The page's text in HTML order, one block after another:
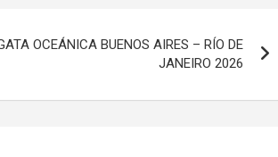
OCEÁNICA BUENOS AIRES – RÍO DE
JANEIRO 2026